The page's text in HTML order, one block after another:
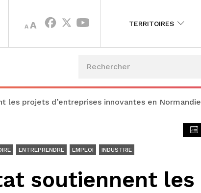
A
DECREASE
FONT
AINCREASE
SIZE.
TERRITOIRES
les projets d’entreprises innovantes en Normandie
ENTREPRENDRE EMPLOI INDUSTRIE
soutiennent les